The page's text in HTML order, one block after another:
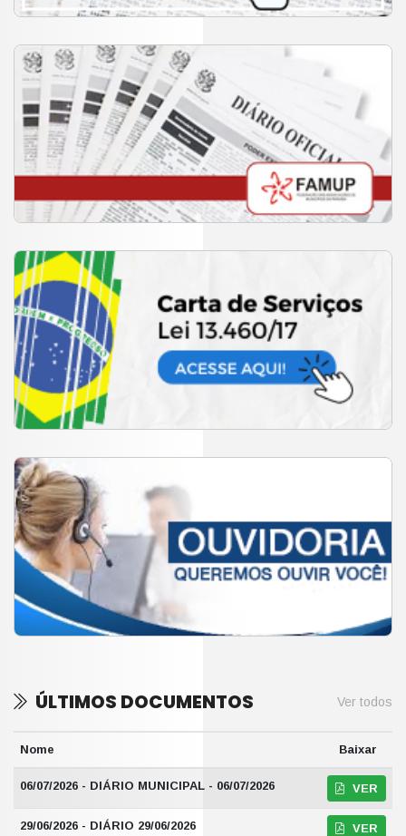
ÚLTIMOS DOCUMENTOS Ver todos
Nome Baixar
06/07/2026 - DIÁRIO MUNICIPAL - 06/07/2026 VER
29/06/2026 - DIÁRIO 29/06/2026 VER